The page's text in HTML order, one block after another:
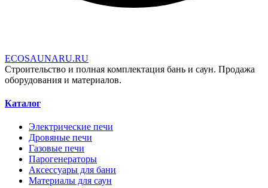
ECOSAUNARU.RU
Строительство и полная комплектация бань и саун. Продажа
оборудования и материалов.
Каталог
Электрические печи
Дровяные печи
Газовые печи
Парогенераторы
Аксессуары для бани
Материалы для саун